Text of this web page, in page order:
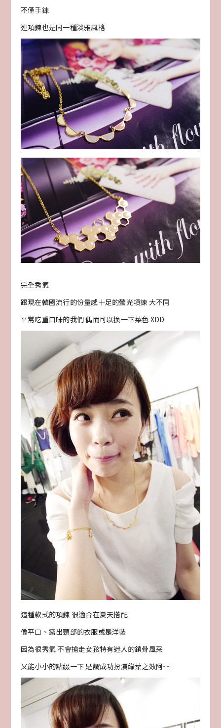
不僅手鍊
連項鍊也是同一種淡雅風格
完全秀氣
跟現在韓國流行的份量感十足的螢光項鍊 大不同
平常吃重口味的我們 偶而可以換一下菜色 XDD
這種款式的項鍊 很適合在夏天搭配
像平口、露出頸部的衣服或是洋裝
因為很秀氣 不會搶走女孩特有迷人的鎖骨風采
又能小小的點綴一下 是謂成功扮演綠葉之效阿~~